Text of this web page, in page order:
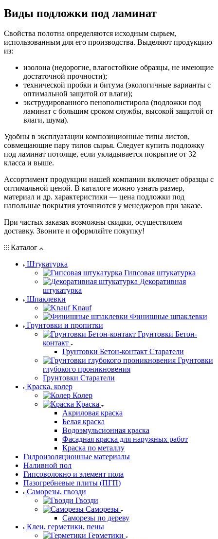
Виды подложки под ламинат
Свойства полотна определяются исходным сырьем,
использованным для его производства. Выделяют продукцию
из:
изолона (недорогие, влагостойкие образцы, не имеющие
достаточной прочности);
технической пробки и битума (экологичные варианты с
оптимальной защитой от влаги);
экструдированного пенополистирола (подложки под
ламинат с большим сроком службы, высокой защитой от
влаги, шума).
Удобны в эксплуатации композиционные типы листов,
совмещающие пару типов сырья. Следует купить подложку
под ламинат потолще, если укладывается покрытие от 32
класса и выше.
Ассортимент продукции нашей компании включает образцы с
оптимальной ценой. В каталоге можно узнать размер,
материал и др. характеристики — цена подложки под
напольные покрытия уточняются у менеджеров при заказе.
При частых заказах возможны скидки, осуществляем
доставку. Звоните и оформляйте покупку!
Каталог
Штукатурка
Гипсовая штукатурка
Декоративная
штукатурка
Шпаклевки
Knauf
Финишные шпаклевки
Грунтовки и пропитки
Грунтовки Бетон-
контакт
Грунтовки Бетон-контакт Старатели
Грунтовки
глубокого проникновения
Грунтовки Старатели
Краска, колер
Колер
Краска
Акриловая краска
Белая краска
Водоэмульсионная краска
Фасадная краска для наружных работ
Краска по металлу
Гидроизоляционные материалы
Наливной пол
Гипсоволокно и элемент пола
Пазогребневые плиты (ПГП)
Саморезы, гвозди
Гвозди
Саморезы
Саморезы по дереву
Клеи, герметики, пены
Герметики